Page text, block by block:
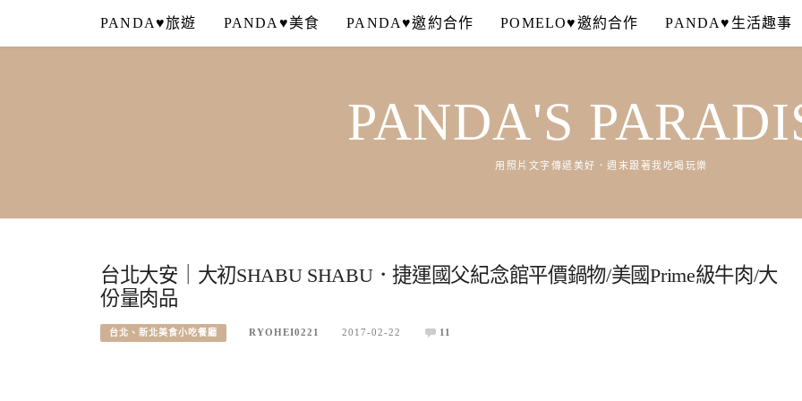
content
PANDA♥旅遊 PANDA♥美食 PANDA♥邀約合作 POMELO♥邀約合作 PANDA♥生活趣事
PANDA'S
用照片文字傳遞美好．週末跟著我吃喝玩樂
台北大安｜大初SHABU SHABU．捷運國父紀念館平價鍋物/美國Prime級牛肉/大
份量肉品
台北、新北美食小吃餐廳 RYOHEI0221 2017-02-22 11